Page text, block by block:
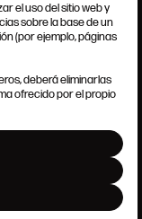
el uso del sitio web y
sobre la base de un
(por ejemplo, páginas
deberá eliminarlas
ofrecido por el propio